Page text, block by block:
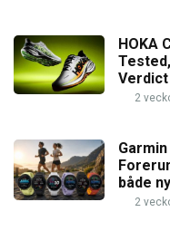
HOKA
Verdict
2
både
2